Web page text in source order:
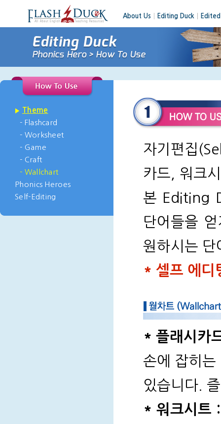
About Us Editing Duck
Theme
- Flashcard
- Worksheet
- Game
- Craft
- Wallchart
Phonics Heroes
Self-Editing
자기편집
카드, 워크
본 Editing
단어들을
원하시는 단
* 셀프 에디
* 플래시카
손에 잡히는
있습니다.
* 워크시트 :